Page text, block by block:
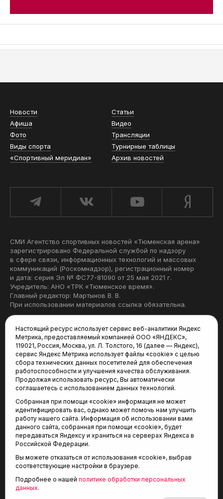
Новости
Статьи
Афиша
Видео
Фото
Трансляции
Виды спорта
Турнирные таблицы
«Спортивный меридиан»
Архив новостей
СМИ Агентство спортивных новостей «Тюменская арена»
зарегистрировано Федеральной службой по надзору
в сфере связи, информационных технологий и массовых
коммуникаций (Роскомнадзор), регистрационный номер
и дата: серия Эл № ФС77-81090 от 25 мая 2021 г.
Учредитель: АНО «ТРК «Тюменское время».
Главный редактор: Мартынов В. В.
При использовании материалов ссылка обязательна.
Редакция:
625035, Тюмень, пр. Геологоразведчиков, 28А
(3452) 68-22-28
tum-arena@mail.ru
Отдел продаж:
(3452) 68-89-78
kotovaev@sibinformburo.ru
© 2001-2026 Агентство спортивных новостей
Настоящий ресурс использует сервис веб-аналитики Яндекс
Метрика, предоставляемый компанией ООО «ЯНДЕКС»,
119021, Россия, Москва, ул. Л. Толстого, 16 (далее — Яндекс),
сервис Яндекс Метрика использует файлы «cookie» с целью
сбора технических данных посетителей для обеспечения
работоспособности и улучшения качества обслуживания.
Продолжая использовать ресурс, Вы автоматически
соглашаетесь с использованием данных технологий.
Собранная при помощи «cookie» информация не может
идентифицировать вас, однако может помочь нам улучшить
работу нашего сайта. Информация об использовании вами
данного сайта, собранная при помощи «cookie», будет
передаваться Яндексу и храниться на серверах Яндекса в
Российской Федерации.
Вы можете отказаться от использования «cookie», выбрав
соответствующие настройки в браузере.
Подробнее о нашей политике обработки персональных
данных.